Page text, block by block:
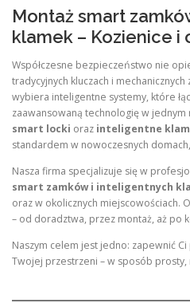
Montaż smart
klamek – Kozienice i
Współczesne bezpieczeństwo nie
tradycyjnych kluczach i
wybiera inteligentne systemy, które
zaawansowaną technologię w jednym
smart locki oraz inteligentne
standardem w nowoczesnych
Nasza firma specjalizuje się w
smart zamków i inteligentnych
oraz w okolicznych miejscowościach.
– od doradztwa, przez montaż, aż po
Naszym celem jest jedno: zapewnić
Twojej przestrzeni – w sposób prosty,